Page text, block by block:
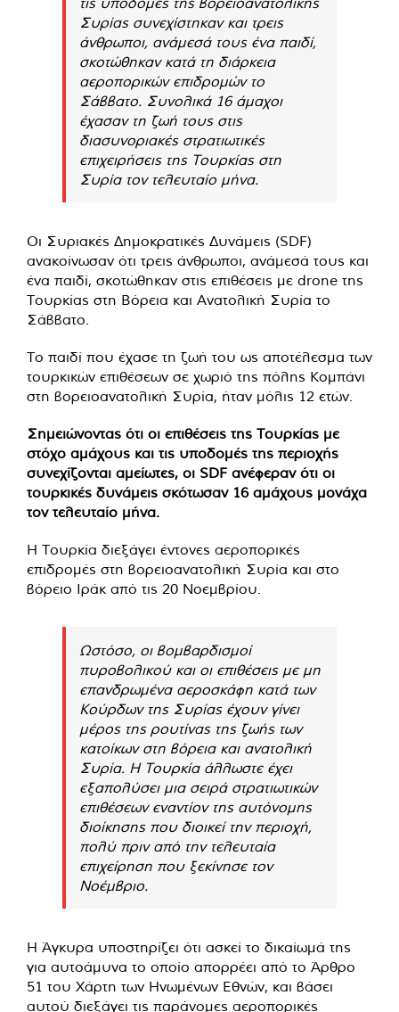
Συρίας συνεχίστηκαν και τρεις
άνθρωποι, ανάμεσά τους ένα παιδί,
σκοτώθηκαν κατά τη διάρκεια
αεροπορικών επιδρομών το
Σάββατο. Συνολικά 16 άμαχοι
έχασαν τη ζωή τους στις
διασυνοριακές στρατιωτικές
επιχειρήσεις της Τουρκίας στη
Συρία τον τελευταίο μήνα.
Οι Συριακές Δημοκρατικές Δυνάμεις (SDF)
ανακοίνωσαν ότι τρεις άνθρωποι, ανάμεσά τους και
ένα παιδί, σκοτώθηκαν στις επιθέσεις με drone της
Τουρκίας στη Βόρεια και Ανατολική Συρία το
Σάββατο.
Το παιδί που έχασε τη ζωή του ως αποτέλεσμα των
τουρκικών επιθέσεων σε χωριό της πόλης Κομπάνι
στη βορειοανατολική Συρία, ήταν μόλις 12 ετών.
Σημειώνοντας ότι οι επιθέσεις της Τουρκίας με
στόχο αμάχους και τις υποδομές της περιοχής
συνεχίζονται αμείωτες, οι SDF ανέφεραν ότι οι
τουρκικές δυνάμεις σκότωσαν 16 αμάχους μονάχα
τον τελευταίο μήνα.
Η Τουρκία διεξάγει έντονες αεροπορικές
επιδρομές στη βορειοανατολική Συρία και στο
βόρειο Ιράκ από τις 20 Νοεμβρίου.
Ωστόσο, οι βομβαρδισμοί
πυροβολικού και οι επιθέσεις με μη
επανδρωμένα αεροσκάφη κατά των
Κούρδων της Συρίας έχουν γίνει
μέρος της ρουτίνας της ζωής των
κατοίκων στη βόρεια και ανατολική
Συρία. Η Τουρκία άλλωστε έχει
εξαπολύσει μια σειρά στρατιωτικών
επιθέσεων εναντίον της αυτόνομης
διοίκησης που διοικεί την περιοχή,
πολύ πριν από την τελευταία
επιχείρηση που ξεκίνησε τον
Νοέμβριο.
Η Άγκυρα υποστηρίζει ότι ασκεί το δικαίωμά της
για αυτοάμυνα το οποίο απορρέει από το Άρθρο
51 του Χάρτη των Ηνωμένων Εθνών, και βάσει
αυτού διεξάγει τις παράνομες αεροπορικές